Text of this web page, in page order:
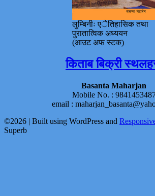
लुम्बिनीः एेतिहासिक तथा
पुरातात्विक अध्ययन
(आउट अफ स्टक)
किताब बिक्री
Basanta Maharjan
Mobile No. :
email :
©2026 | Built using WordPress and
Superb